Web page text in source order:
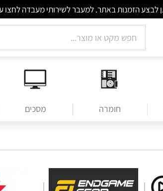
חומרה מסכים